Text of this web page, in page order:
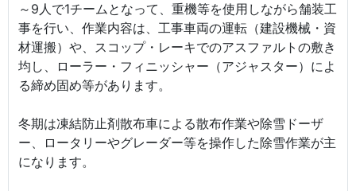
～9人で1チームとなって、重機等を使用しながら舗装工
事を行い、作業内容は、工事車両の運転（建設機械・資
材運搬）や、スコップ・レーキでのアスファルトの敷き
均し、ローラー・フィニッシャー（アジャスター）によ
る締め固め等があります。
冬期は凍結防止剤散布車による散布作業や除雪ドーザ
ー、ロータリーやグレーダー等を操作した除雪作業が主
になります。